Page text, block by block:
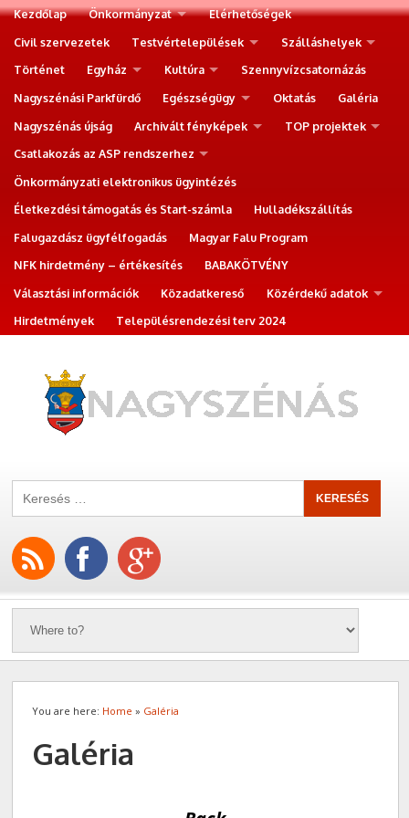
Kezdőlap Önkormányzat
Elérhetőségek
Civil szervezetek
Testvértelepülések
Szálláshelyek
Történet
Egyház Kultúra
Szennyvízcsatornázás
Nagyszénási Parkfürdő
Egészségügy Oktatás
Galéria
Nagyszénás újság
Archivált fényképek
TOP projektek
Csatlakozás az ASP rendszerhez
Önkormányzati elektronikus ügyintézés
Életkezdési támogatás és Start-számla
Hulladékszállítás
Falugazdász ügyfélfogadás
Magyar Falu Program
NFK hirdetmény – értékesítés
BABAKÖTVÉNY
Választási információk
Közadatkereső
Közérdekű adatok
Hirdetmények
Településrendezési terv 2024
You are here: Home » Galéria
Galéria